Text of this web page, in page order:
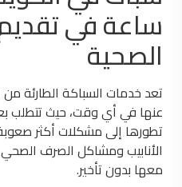
ساعة في
الصحية
تعد خدمات السباكة الطارئة من
عنها في أي وقت، حيث تتطلب
تطورها إلى مشكلات أكثر
الأنابيب ومشاكل الصرف الصحي
معها بدون تأخير.